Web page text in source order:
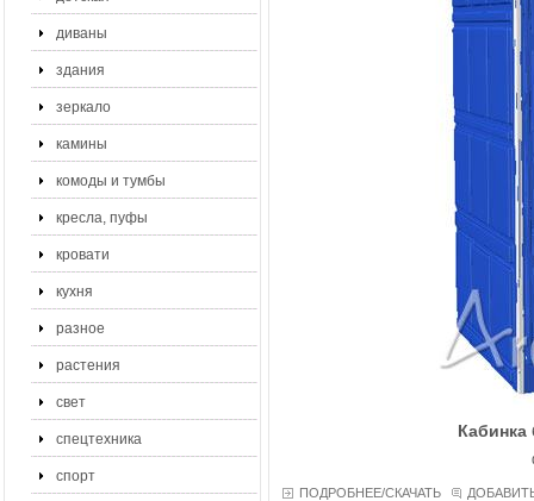
диваны
здания
зеркало
камины
комоды и тумбы
кресла, пуфы
кровати
кухня
разное
растения
свет
спецтехника
спорт
Кабинка
ПОДРОБНЕЕ/СКАЧАТЬ